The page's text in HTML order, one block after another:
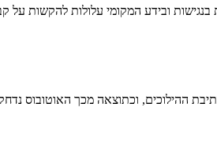
ובידע המקומי עלולות להקשות על
בתיבת ההילוכים, וכתוצאה מכך